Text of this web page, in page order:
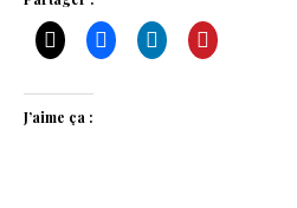
J’aime ça :